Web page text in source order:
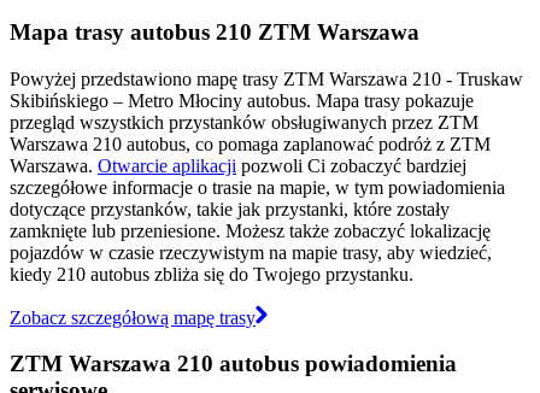
Mapa trasy autobus 210 ZTM Warszawa
Powyżej przedstawiono mapę trasy ZTM Warszawa 210 - Truskaw
Skibińskiego – Metro Młociny autobus. Mapa trasy pokazuje
przegląd wszystkich przystanków obsługiwanych przez ZTM
Warszawa 210 autobus, co pomaga zaplanować podróż z ZTM
Warszawa. Otwarcie aplikacji pozwoli Ci zobaczyć bardziej
szczegółowe informacje o trasie na mapie, w tym powiadomienia
dotyczące przystanków, takie jak przystanki, które zostały
zamknięte lub przeniesione. Możesz także zobaczyć lokalizację
pojazdów w czasie rzeczywistym na mapie trasy, aby wiedzieć,
kiedy 210 autobus zbliża się do Twojego przystanku.
Zobacz szczegółową mapę trasy
ZTM Warszawa 210 autobus powiadomienia